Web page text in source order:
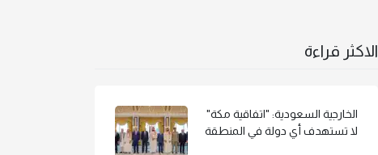
الاكثر قراءة
الخارجية السعودية: "اتفاقية مكة"
لا تستهدف أي دولة في المنطقة